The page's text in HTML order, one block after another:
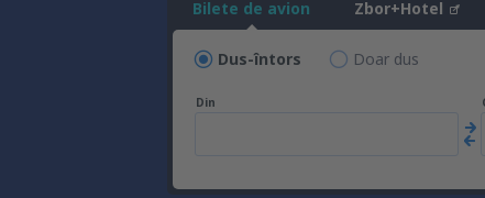
Bilete de avion Zbor+Hotel
Dus-întors Doar dus
Din